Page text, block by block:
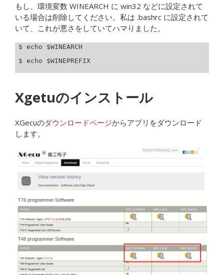
もし、環境変数 WINEARCH に win32 などに設定されて
いる場合は削除してください。私は .bashrc に設定されて
いて、これが悪さをしていてハマりました。
$ echo $WINEARCH
$ echo $WINEPREFIX
Xgetuのインストール
XGecuのダウンロードページからアプリをダウンロード
します。